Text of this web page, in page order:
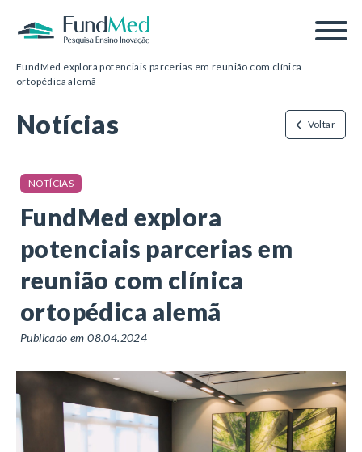
FundMed explora potenciais parcerias em reunião com clínica
ortopédica alemã
Notícias Voltar
NOTÍCIAS
FundMed explora
potenciais parcerias em
reunião com clínica
ortopédica alemã
Publicado em 08.04.2024